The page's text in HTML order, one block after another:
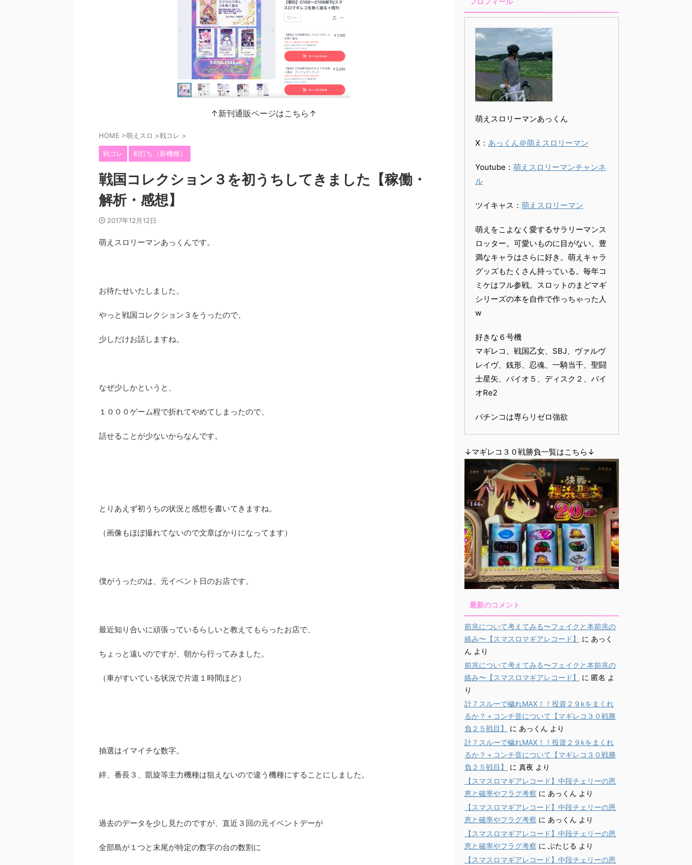
↑新刊通販ページはこちら↑
HOME >萌えスロ >戦コレ >
戦コレ 初打ち（新機種）
戦国コレクション３を初うちしてきました【稼働・
解析・感想】
2017年12月12日
萌えスロリーマンあっくんです。
お待たせいたしました。
やっと戦国コレクション３をうったので、
少しだけお話しますね。
なぜ少しかというと、
１０００ゲーム程で折れてやめてしまったので、
話せることが少ないからなんです。
とりあえず初うちの状況と感想を書いてきますね。
（画像もほぼ撮れてないので文章ばかりになってます）
僕がうったのは、元イベント日のお店です。
最近知り合いに頑張っているらしいと教えてもらったお店で、
ちょっと遠いのですが、朝から行ってみました。
（車がすいている状況で片道１時間ほど）
抽選はイマイチな数字。
絆、番長３、凱旋等主力機種は狙えないので違う機種にすることにしました。
過去のデータを少し見たのですが、直近３回の元イベントデーが
全部島が１つと末尾が特定の数字の台の数割に
萌えスロリーマンあっくん
X： あっくん＠萌えスロリーマン
Youtube： 萌えスロリーマンチャンネ
ル
ツイキャス： 萌えスロリーマン
萌えをこよなく愛するサラリーマンス
ロッター。可愛いものに目がない。豊
満なキャラはさらに好き。萌えキャラ
グッズもたくさん持っている。毎年コ
ミケはフル参戦。スロットのまどマギ
シリーズの本を自作で作っちゃった人
w
好きな６号機
マギレコ、戦国乙女、SBJ、ヴァルヴ
レイヴ、銭形、忍魂、一騎当千、聖闘
士星矢、バイオ５、ディスク２、バイ
オRe2
パチンコは専らリゼロ強欲
↓マギレコ３０戦勝負一覧はこちら↓
最新のコメント
前兆について考えてみる〜フェイクと本前兆の
絡み〜【スマスロマギアレコード】
に あっく
ん より
前兆について考えてみる〜フェイクと本前兆の
絡み〜【スマスロマギアレコード】
に 匿名 よ
り
計７スルーで穢れMAX！！投資２９kをまくれ
るか？＋コンチ音について【マギレコ３０戦勝
負２５戦目】
に あっくん より
計７スルーで穢れMAX！！投資２９kをまくれ
るか？＋コンチ音について【マギレコ３０戦勝
負２５戦目】
に 真夜 より
【スマスロマギアレコード】中段チェリーの恩
恵と確率やフラグ考察 に あっくん より
【スマスロマギアレコード】中段チェリーの恩
恵と確率やフラグ考察 に あっくん より
【スマスロマギアレコード】中段チェリーの恩
恵と確率やフラグ考察 に ぶたじる より
【スマスロマギアレコード】中段チェリーの恩